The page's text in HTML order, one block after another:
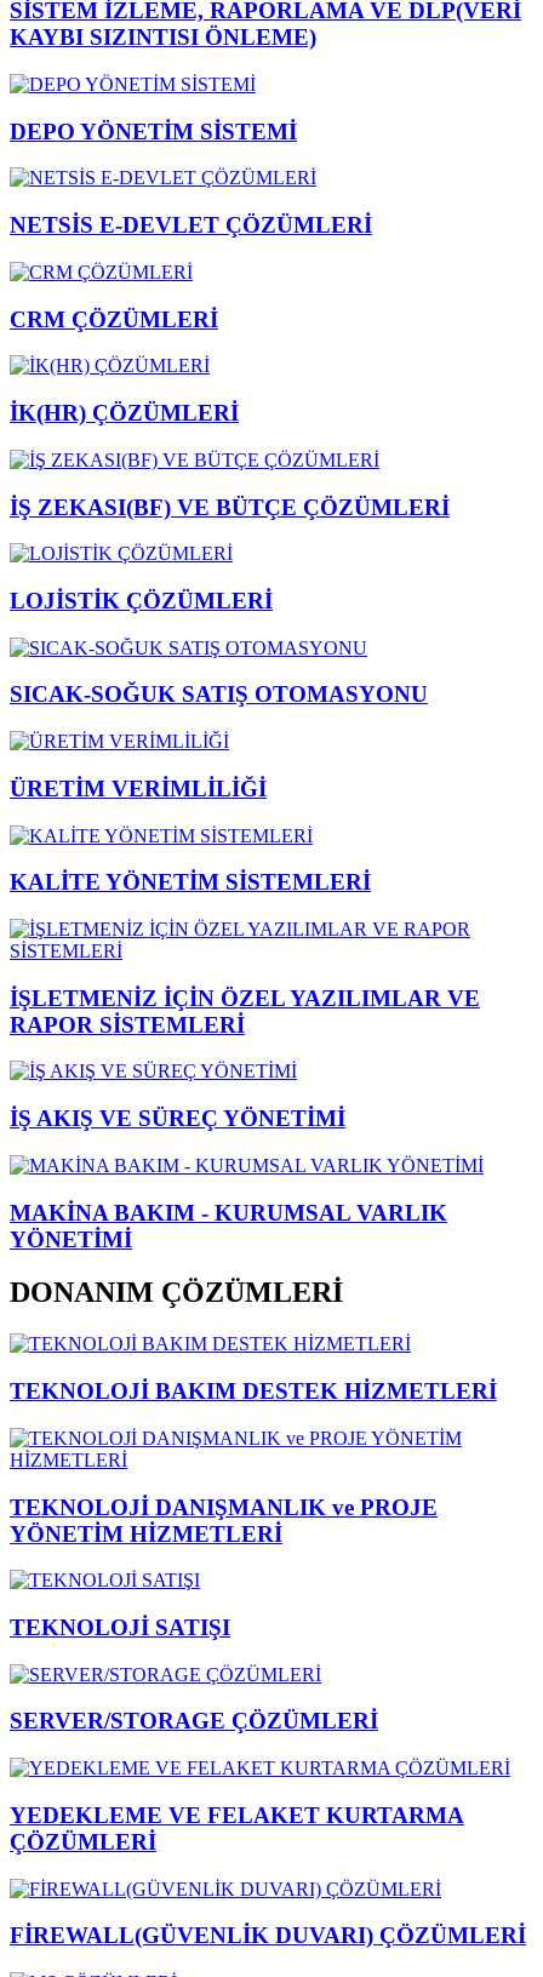
SİSTEM İZLEME, RAPORLAMA VE DLP(VERİ
KAYBI SIZINTISI ÖNLEME)
DEPO YÖNETİM SİSTEMİ
NETSİS E-DEVLET ÇÖZÜMLERİ
CRM ÇÖZÜMLERİ
İK(HR) ÇÖZÜMLERİ
İŞ ZEKASI(BF) VE BÜTÇE ÇÖZÜMLERİ
LOJİSTİK ÇÖZÜMLERİ
SICAK-SOĞUK SATIŞ OTOMASYONU
ÜRETİM VERİMLİLİĞİ
KALİTE YÖNETİM SİSTEMLERİ
İŞLETMENİZ İÇİN ÖZEL YAZILIMLAR VE
RAPOR SİSTEMLERİ
İŞ AKIŞ VE SÜREÇ YÖNETİMİ
MAKİNA BAKIM - KURUMSAL VARLIK
YÖNETİMİ
DONANIM ÇÖZÜMLERİ
TEKNOLOJİ BAKIM DESTEK HİZMETLERİ
TEKNOLOJİ DANIŞMANLIK ve PROJE
YÖNETİM HİZMETLERİ
TEKNOLOJİ SATIŞI
SERVER/STORAGE ÇÖZÜMLERİ
YEDEKLEME VE FELAKET KURTARMA
ÇÖZÜMLERİ
FİREWALL(GÜVENLİK DUVARI) ÇÖZÜMLERİ